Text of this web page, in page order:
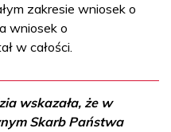
zakresie wniosek o
wniosek o
w całości.
wskazała, że w
Skarb Państwa